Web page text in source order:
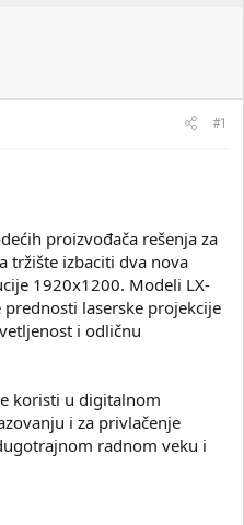
#1
proizvođača rešenja za
tržište izbaciti dva nova
1920x1200. Modeli LX-
laserske projekcije
i odličnu
koristi u digitalnom
i za privlačenje
radnom veku i